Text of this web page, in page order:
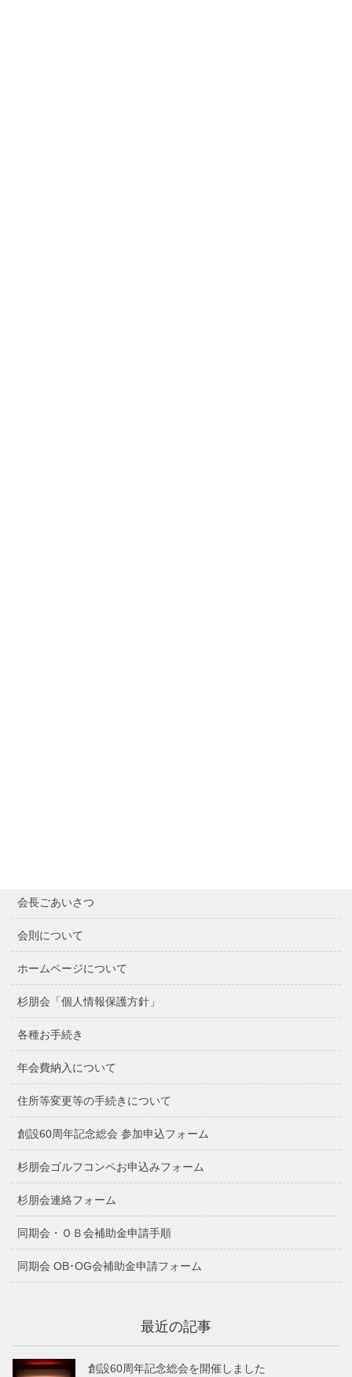
会長ごあいさつ
会則について
ホームページについて
杉朋会「個人情報保護方針」
各種お手続き
年会費納入について
住所等変更等の手続きについて
創設60周年記念総会 参加申込フォーム
杉朋会ゴルフコンペお申込みフォーム
杉朋会連絡フォーム
同期会・ＯＢ会補助金申請手順
同期会 OB･OG会補助金申請フォーム
最近の記事
創設60周年記念総会を開催しました